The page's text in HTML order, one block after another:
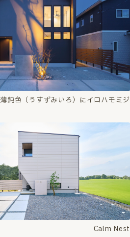
薄鈍色（うすずみいろ）にイロハモミジ
Calm Nest